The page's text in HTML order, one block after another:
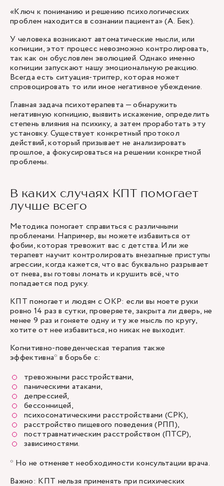
«Ключ к пониманию и решению психологических
проблем находится в сознании пациента» (А. Бек).
У человека возникают автоматические мысли, или
когниции, этот процесс невозможно контролировать,
так как он обусловлен эволюцией. Однако именно
когниции запускают нашу эмоциональную реакцию.
Всегда есть ситуация-триггер, которая может
спровоцировать то или иное негативное убеждение.
Главная задача психотерапевта — обнаружить
негативную когницию, выявить искажение, определить
степень влияния на психику, а затем проработать эту
установку. Существует конкретный протокол
действий, который призывает не анализировать
прошлое, а фокусироваться на решении конкретной
проблемы.
В каких случаях КПТ помогает
лучше всего
Методика помогает справиться с различными
проблемами. Например, вы можете избавиться от
фобии, которая тревожит вас с детства. Или же
терапевт научит контролировать внезапные приступы
агрессии, когда кажется, что вас буквально разрывает
от гнева, вы готовы ломать и крушить всё, что
попадается под руку.
КПТ помогает и людям с ОКР: если вы моете руки
ровно 14 раз в сутки, проверяете, закрыта ли дверь, не
менее 9 раз и гоняете одну и ту же мысль по кругу,
хотите от нее избавиться, но никак не выходит.
Когнитивно-поведенческая терапия также
эффективна* в борьбе с:
тревожными расстройствами,
паническими атаками,
депрессией,
бессонницей,
психосоматическими расстройствами (СРК),
расстройство пищевого поведения (РПП),
посттравматическим расстройством (ПТСР),
зависимостями.
* Но не отменяет необходимости консультации врача.
Важно: КПТ нельзя применять при психических